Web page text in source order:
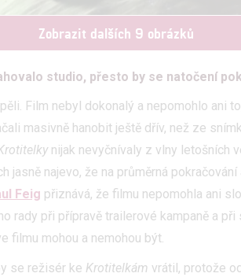
Zobrazit dalších 9 obrázků
studio, přesto by se natočení
Film nebyl dokonalý a nepomohlo ani
masivně hanobit ještě dřív, než ze
nijak nevyčnívaly z vlny letošních
jasně najevo, že na průměrná
Feig přiznává, že filmu nepomohla ani
rady při přípravě trailerové kampaně a
filmu mohou a nemohou být.
se režisér ke Krotitelkám vrátil, protože